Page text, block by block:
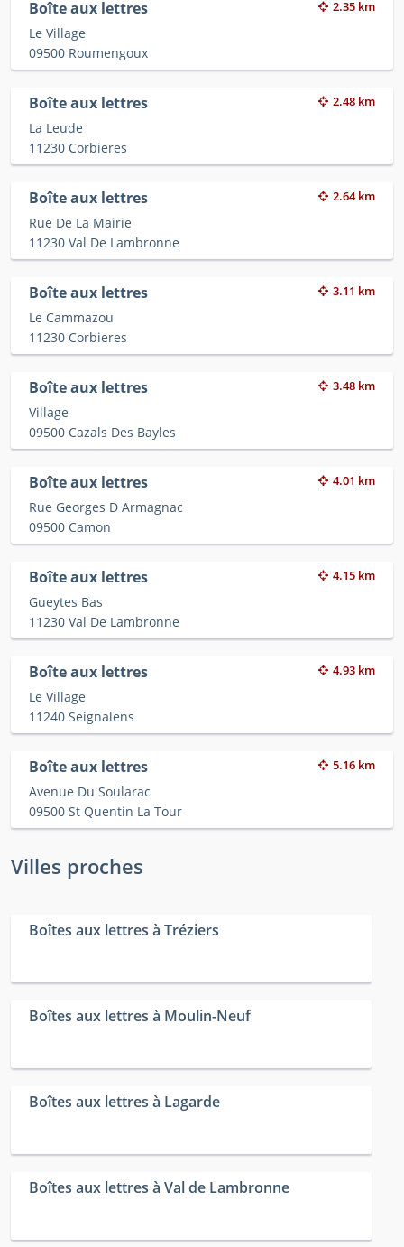
Boîte aux lettres 2.35 km
Le Village
09500 Roumengoux
Boîte aux lettres 2.48 km
La Leude
11230 Corbieres
Boîte aux lettres 2.64 km
Rue De La Mairie
11230 Val De Lambronne
Boîte aux lettres 3.11 km
Le Cammazou
11230 Corbieres
Boîte aux lettres 3.48 km
Village
09500 Cazals Des Bayles
Boîte aux lettres 4.01 km
Rue Georges D Armagnac
09500 Camon
Boîte aux lettres 4.15 km
Gueytes Bas
11230 Val De Lambronne
Boîte aux lettres 4.93 km
Le Village
11240 Seignalens
Boîte aux lettres 5.16 km
Avenue Du Soularac
09500 St Quentin La Tour
Villes proches
Boîtes aux lettres à Tréziers
Boîtes aux lettres à Moulin-Neuf
Boîtes aux lettres à Lagarde
Boîtes aux lettres à Val de Lambronne